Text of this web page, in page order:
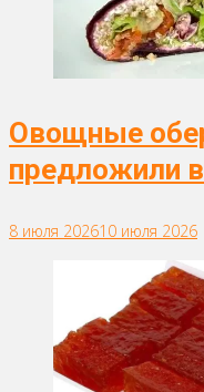
Овощные
предложили
8 июля 202610 июля 2026